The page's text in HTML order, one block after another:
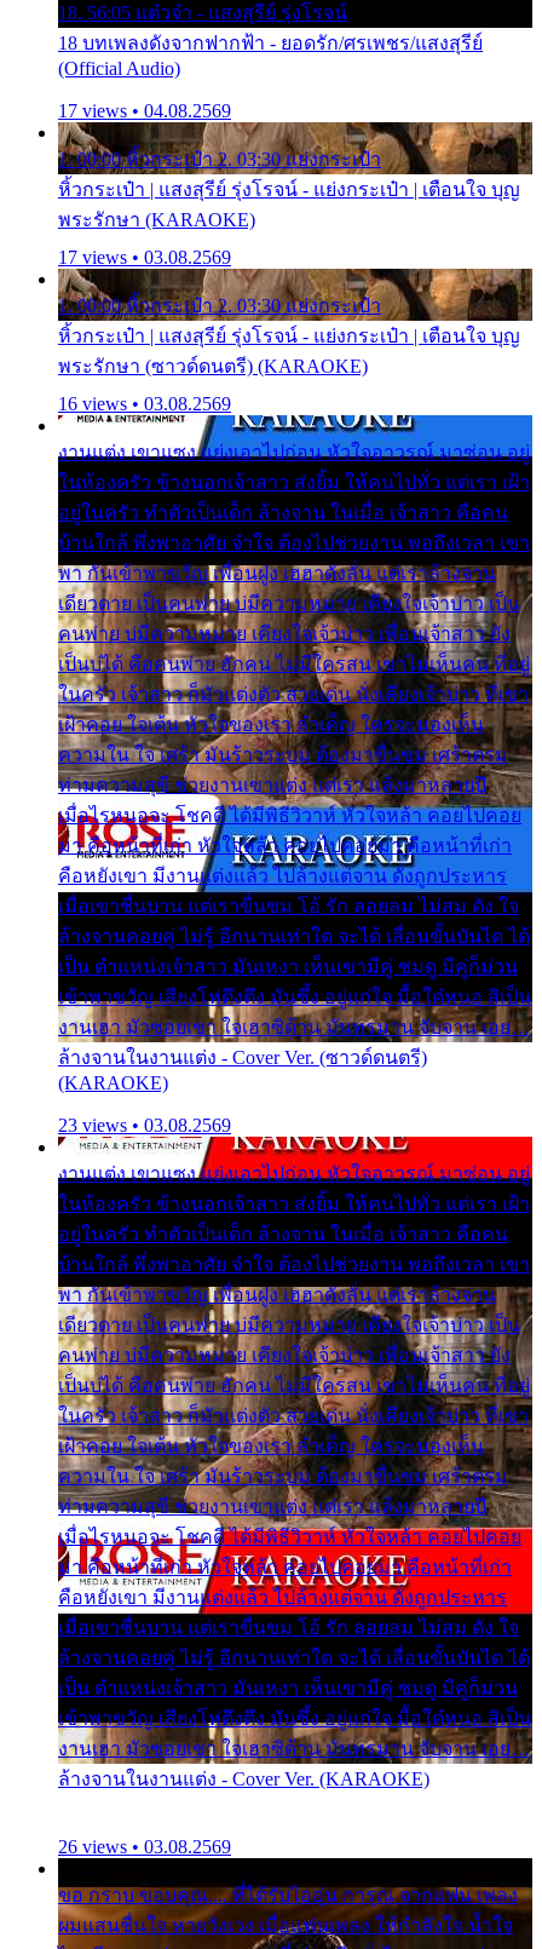
18. 56:05 แต๋วจ๋า - แสงสุรีย์ รุ่งโรจน์
18 บทเพลงดังจากฟากฟ้า - ยอดรัก/ศรเพชร/แสงสุรีย์
(Official Audio)
17 views • 04.08.2569
1. 00:00 หิ้วกระเป๋า 2. 03:30 แย่งกระเป๋า
หิ้วกระเป๋า | แสงสุรีย์ รุ่งโรจน์ - แย่งกระเป๋า | เตือนใจ บุญ
พระรักษา (KARAOKE)
17 views • 03.08.2569
1. 00:00 หิ้วกระเป๋า 2. 03:30 แย่งกระเป๋า
หิ้วกระเป๋า | แสงสุรีย์ รุ่งโรจน์ - แย่งกระเป๋า | เตือนใจ บุญ
พระรักษา (ซาวด์ดนตรี) (KARAOKE)
16 views • 03.08.2569
งานแต่ง เขาแซง แย่งเอาไปก่อน หัวใจอาวรณ์ มาซ่อน อยู่
ในห้องครัว ข้างนอกเจ้าสาว ส่งยิ้ม ให้คนไปทั่ว แต่เรา เฝ้า
อยู่ในครัว ทำตัวเป็นเด็ก ล้างจาน ในเมื่อ เจ้าสาว คือคน
บ้านใกล้ พึ่งพาอาศัย จำใจ ต้องไปช่วยงาน พอถึงเวลา เขา
พา กันเข้าพาขวัญ เพื่อนฝูง เฮฮาดังลั่น แต่เราล้างจาน
เดียวดาย เป็นคนพ่าย บ่มีความหมาย เคียงใจเจ้าบ่าว เป็น
คนพ่าย บ่มีความหมาย เคียงใจเจ้าบ่าว เพื่อนเจ้าสาว ยัง
เป็นบ่ได้ คือคนพ่าย ฮักคน ไม่มีใครสน เขาไม่เห็นคน ที่อยู่
ในครัว เจ้าสาว ก็มัวแต่งตัว สวยเด่น นั่งเคียงเจ้าบ่าว ที่เขา
เฝ้าคอย ใจเต้น หัวใจของเรา ลำเค็ญ ใครจะมองเห็น
ความใน ใจ เศร้า มันร้าวระบม ต้องมาขื่นขม เศร้าตรม
ท่ามความสุขี ช่วยงานเขาแต่ง แต่เรา แล้งมาหลายปี
เมื่อไรหนอจะ โชคดี ได้มีพิธีวิวาห์ หัวใจหล้า คอยไปคอย
มา คือหน้าที่เก่า หัวใจหล้า คอยไปคอยมา คือหน้าที่เก่า
คือหยังเขา มีงานแต่งแล้ว ไปล้างแต่จาน ดั่งถูกประหาร
เมื่อเขาชื่นบาน แต่เราขื่นขม โอ้ รัก ลอยลม ไม่สม ดัง ใจ
ล้างจานคอยคู่ ไม่รู้ อีกนานเท่าใด จะได้ เลื่อนขั้นบันได ได้
เป็น ตำแหน่งเจ้าสาว มันเหงา เห็นเขามีคู่ ซมดู มีคู่ก็ม่วน
เข้าพาขวัญ เสียงโห่ตึงตึง มันซึ้ง อยู่แก่ใจ มื้อใด๋หนอ สิเป็น
งานเฮา มัวซอยเขา ใจเฮาซิด้าน มันทรมาน จับจาน เอย…
ล้างจานในงานแต่ง - Cover Ver. (ซาวด์ดนตรี)
(KARAOKE)
23 views • 03.08.2569
งานแต่ง เขาแซง แย่งเอาไปก่อน หัวใจอาวรณ์ มาซ่อน อยู่
ในห้องครัว ข้างนอกเจ้าสาว ส่งยิ้ม ให้คนไปทั่ว แต่เรา เฝ้า
อยู่ในครัว ทำตัวเป็นเด็ก ล้างจาน ในเมื่อ เจ้าสาว คือคน
บ้านใกล้ พึ่งพาอาศัย จำใจ ต้องไปช่วยงาน พอถึงเวลา เขา
พา กันเข้าพาขวัญ เพื่อนฝูง เฮฮาดังลั่น แต่เราล้างจาน
เดียวดาย เป็นคนพ่าย บ่มีความหมาย เคียงใจเจ้าบ่าว เป็น
คนพ่าย บ่มีความหมาย เคียงใจเจ้าบ่าว เพื่อนเจ้าสาว ยัง
เป็นบ่ได้ คือคนพ่าย ฮักคน ไม่มีใครสน เขาไม่เห็นคน ที่อยู่
ในครัว เจ้าสาว ก็มัวแต่งตัว สวยเด่น นั่งเคียงเจ้าบ่าว ที่เขา
เฝ้าคอย ใจเต้น หัวใจของเรา ลำเค็ญ ใครจะมองเห็น
ความใน ใจ เศร้า มันร้าวระบม ต้องมาขื่นขม เศร้าตรม
ท่ามความสุขี ช่วยงานเขาแต่ง แต่เรา แล้งมาหลายปี
เมื่อไรหนอจะ โชคดี ได้มีพิธีวิวาห์ หัวใจหล้า คอยไปคอย
มา คือหน้าที่เก่า หัวใจหล้า คอยไปคอยมา คือหน้าที่เก่า
คือหยังเขา มีงานแต่งแล้ว ไปล้างแต่จาน ดั่งถูกประหาร
เมื่อเขาชื่นบาน แต่เราขื่นขม โอ้ รัก ลอยลม ไม่สม ดัง ใจ
ล้างจานคอยคู่ ไม่รู้ อีกนานเท่าใด จะได้ เลื่อนขั้นบันได ได้
เป็น ตำแหน่งเจ้าสาว มันเหงา เห็นเขามีคู่ ซมดู มีคู่ก็ม่วน
เข้าพาขวัญ เสียงโห่ตึงตึง มันซึ้ง อยู่แก่ใจ มื้อใด๋หนอ สิเป็น
งานเฮา มัวซอยเขา ใจเฮาซิด้าน มันทรมาน จับจาน เอย…
ล้างจานในงานแต่ง - Cover Ver. (KARAOKE)
26 views • 03.08.2569
ขอ กราบ ขอบคุณ.... ที่ได้รับไออุ่น การุณ จากแฟน เพลง
ผมแสนชื่นใจ หายวังเวง เมื่อแฟนเพลง ให้กำลังใจ น้ำใจ